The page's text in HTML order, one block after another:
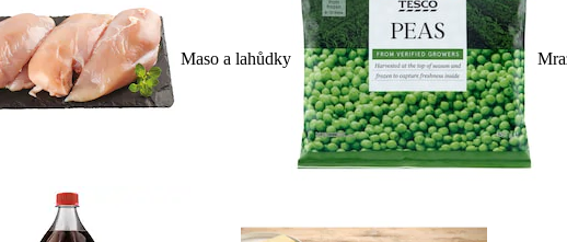
Maso a lahůdky